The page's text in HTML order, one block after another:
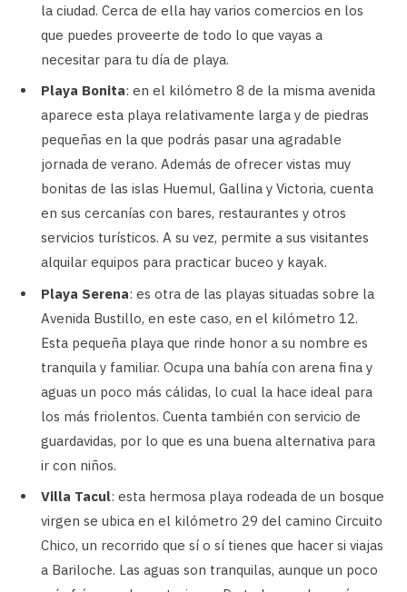
la ciudad. Cerca de ella hay varios comercios en los
que puedes proveerte de todo lo que vayas a
necesitar para tu día de playa.
Playa Bonita: en el kilómetro 8 de la misma avenida
aparece esta playa relativamente larga y de piedras
pequeñas en la que podrás pasar una agradable
jornada de verano. Además de ofrecer vistas muy
bonitas de las islas Huemul, Gallina y Victoria, cuenta
en sus cercanías con bares, restaurantes y otros
servicios turísticos. A su vez, permite a sus visitantes
alquilar equipos para practicar buceo y kayak.
Playa Serena: es otra de las playas situadas sobre la
Avenida Bustillo, en este caso, en el kilómetro 12.
Esta pequeña playa que rinde honor a su nombre es
tranquila y familiar. Ocupa una bahía con arena fina y
aguas un poco más cálidas, lo cual la hace ideal para
los más friolentos. Cuenta también con servicio de
guardavidas, por lo que es una buena alternativa para
ir con niños.
Villa Tacul: esta hermosa playa rodeada de un bosque
virgen se ubica en el kilómetro 29 del camino Circuito
Chico, un recorrido que sí o sí tienes que hacer si viajas
a Bariloche. Las aguas son tranquilas, aunque un poco